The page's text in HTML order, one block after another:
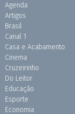
Agenda
Artigos
Brasil
Canal 1
Casa e Acabamento
Cinema
Cruzeirinho
Do Leitor
Educação
Esporte
Economia